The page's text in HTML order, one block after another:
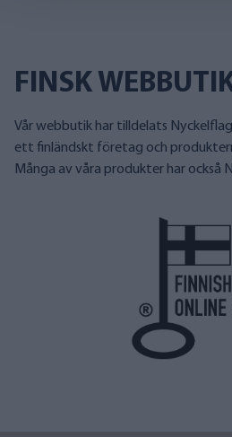
FINSK
Vår webbutik har tilldelats
ett finländskt företag och
Många av våra produkter har också